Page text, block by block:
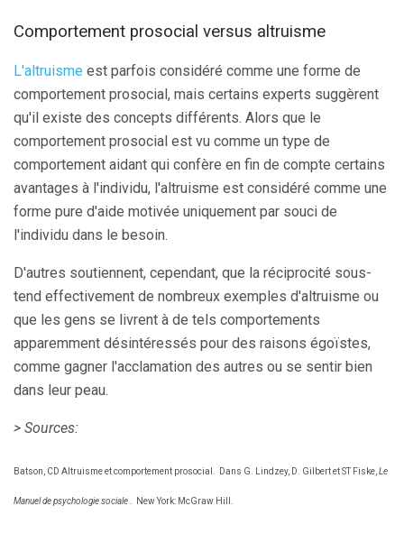
Comportement prosocial versus altruisme
L'altruisme est parfois considéré comme une forme de
comportement prosocial, mais certains experts suggèrent
qu'il existe des concepts différents. Alors que le
comportement prosocial est vu comme un type de
comportement aidant qui confère en fin de compte certains
avantages à l'individu, l'altruisme est considéré comme une
forme pure d'aide motivée uniquement par souci de
l'individu dans le besoin.
D'autres soutiennent, cependant, que la réciprocité sous-
tend effectivement de nombreux exemples d'altruisme ou
que les gens se livrent à de tels comportements
apparemment désintéressés pour des raisons égoïstes,
comme gagner l'acclamation des autres ou se sentir bien
dans leur peau.
> Sources:
Batson, CD Altruisme et comportement prosocial. Dans G. Lindzey, D. Gilbert et ST Fiske,Le
Manuel de psychologie sociale New York: McGraw Hill.